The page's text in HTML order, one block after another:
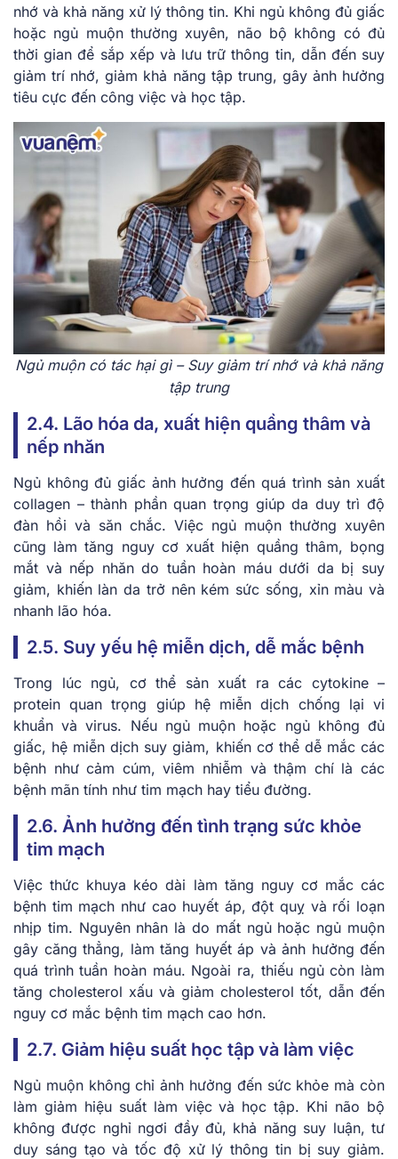
nhớ và khả năng xử lý thông tin. Khi ngủ không đủ giấc
hoặc ngủ muộn thường xuyên, não bộ không có đủ
thời gian để sắp xếp và lưu trữ thông tin, dẫn đến suy
giảm trí nhớ, giảm khả năng tập trung, gây ảnh hưởng
tiêu cực đến công việc và học tập.
Ngủ muộn có tác hại gì – Suy giảm trí nhớ và khả năng
tập trung
2.4. Lão hóa da, xuất hiện quầng thâm và
nếp nhăn
Ngủ không đủ giấc ảnh hưởng đến quá trình sản xuất
collagen – thành phần quan trọng giúp da duy trì độ
đàn hồi và săn chắc. Việc ngủ muộn thường xuyên
cũng làm tăng nguy cơ xuất hiện quầng thâm, bọng
mắt và nếp nhăn do tuần hoàn máu dưới da bị suy
giảm, khiến làn da trở nên kém sức sống, xỉn màu và
nhanh lão hóa.
2.5. Suy yếu hệ miễn dịch, dễ mắc bệnh
Trong lúc ngủ, cơ thể sản xuất ra các cytokine –
protein quan trọng giúp hệ miễn dịch chống lại vi
khuẩn và virus. Nếu ngủ muộn hoặc ngủ không đủ
giấc, hệ miễn dịch suy giảm, khiến cơ thể dễ mắc các
bệnh như cảm cúm, viêm nhiễm và thậm chí là các
bệnh mãn tính như tim mạch hay tiểu đường.
2.6. Ảnh hưởng đến tình trạng sức khỏe
tim mạch
Việc thức khuya kéo dài làm tăng nguy cơ mắc các
bệnh tim mạch như cao huyết áp, đột quỵ và rối loạn
nhịp tim. Nguyên nhân là do mất ngủ hoặc ngủ muộn
gây căng thẳng, làm tăng huyết áp và ảnh hưởng đến
quá trình tuần hoàn máu. Ngoài ra, thiếu ngủ còn làm
tăng cholesterol xấu và giảm cholesterol tốt, dẫn đến
nguy cơ mắc bệnh tim mạch cao hơn.
2.7. Giảm hiệu suất học tập và làm việc
Ngủ muộn không chỉ ảnh hưởng đến sức khỏe mà còn
làm giảm hiệu suất làm việc và học tập. Khi não bộ
không được nghỉ ngơi đầy đủ, khả năng suy luận, tư
duy sáng tạo và tốc độ xử lý thông tin bị suy giảm.